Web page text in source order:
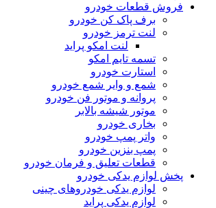
فروش قطعات خودرو
برف پاک کن خودرو
لنت ترمز خودرو
لنت امکو پراید
تسمه تایم امکو
استارت خودرو
شمع و وایر شمع خودرو
پروانه و موتور فن خودرو
موتور شیشه بالابر
بخاری خودرو
واتر پمپ خودرو
پمپ بنزین خودرو
قطعات تعلیق و فرمان خودرو
پخش لوازم یدکی خودرو
لوازم یدکی خودروهای چینی
لوازم یدکی پراید